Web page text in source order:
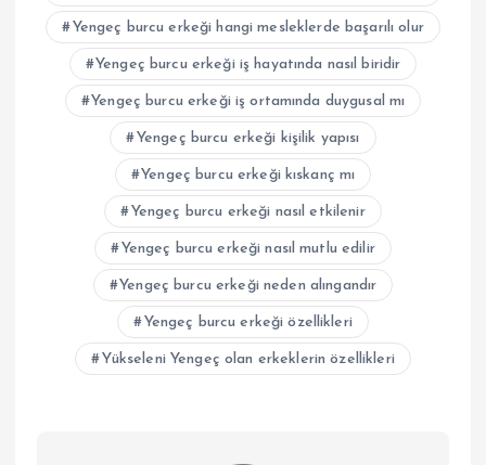
Yengeç burcu erkeği hangi mesleklerde başarılı olur
Yengeç burcu erkeği iş hayatında nasıl biridir
Yengeç burcu erkeği iş ortamında duygusal mı
Yengeç burcu erkeği kişilik yapısı
Yengeç burcu erkeği kıskanç mı
Yengeç burcu erkeği nasıl etkilenir
Yengeç burcu erkeği nasıl mutlu edilir
Yengeç burcu erkeği neden alıngandır
Yengeç burcu erkeği özellikleri
Yükseleni Yengeç olan erkeklerin özellikleri